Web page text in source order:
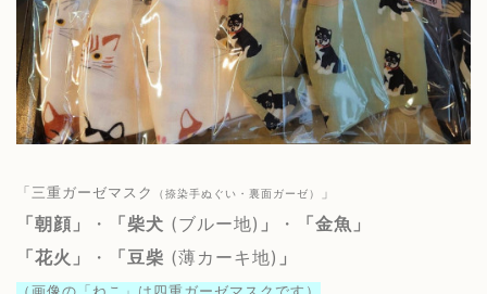
「三重ガーゼマスク （捺染手ぬぐい・裏面ガーゼ） 」
「朝顔」 ・ 「柴犬 (ブルー地) 」 ・
「金魚」
「花火」
・ 「豆柴 (薄カーキ地) 」